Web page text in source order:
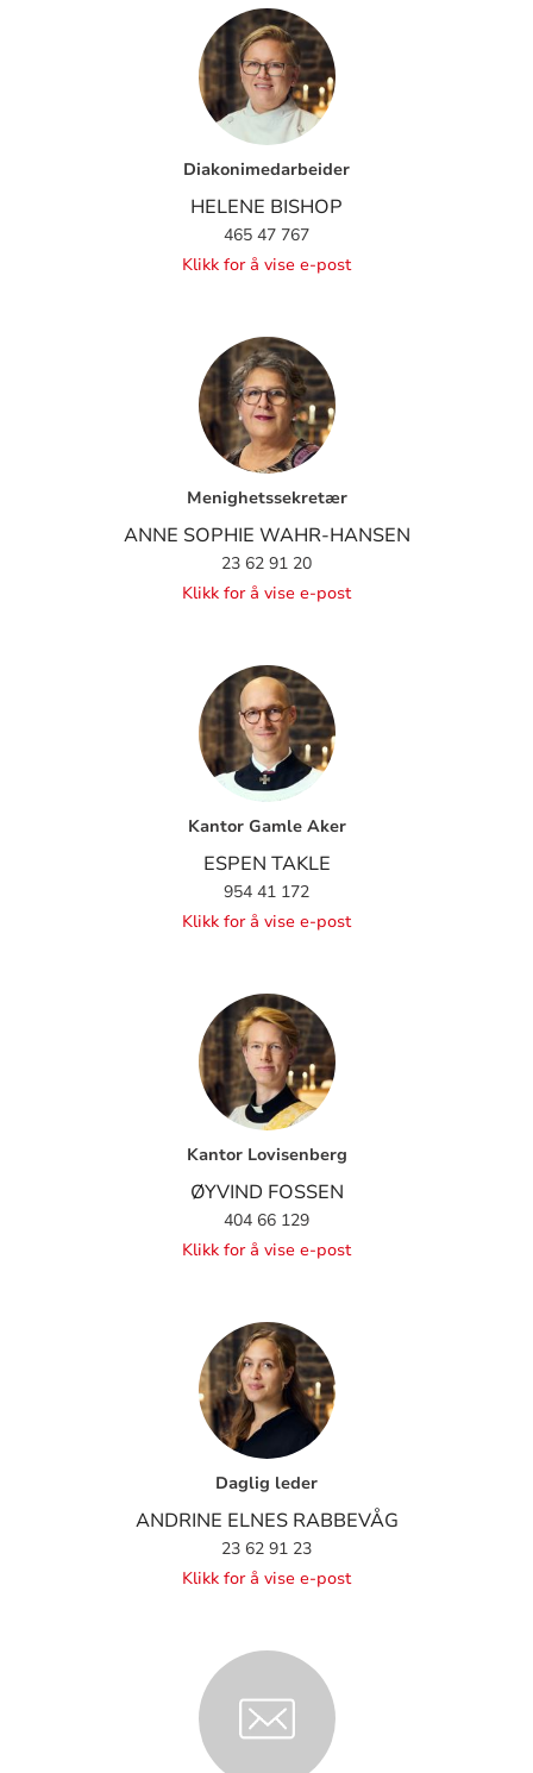
Diakonimedarbeider
HELENE BISHOP
465 47 767
Klikk for å vise e-post
Menighetssekretær
ANNE SOPHIE WAHR-HANSEN
23 62 91 20
Klikk for å vise e-post
Kantor Gamle Aker
ESPEN TAKLE
954 41 172
Klikk for å vise e-post
Kantor Lovisenberg
ØYVIND FOSSEN
404 66 129
Klikk for å vise e-post
Daglig leder
ANDRINE ELNES RABBEVÅG
23 62 91 23
Klikk for å vise e-post